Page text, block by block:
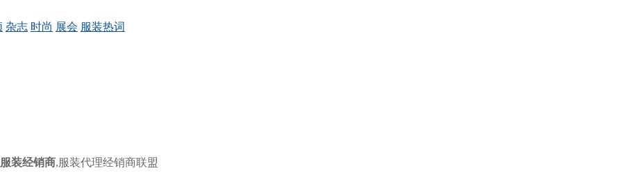
杂志 时尚 展会 服装热词
服装经销商,服装代理经销商联盟